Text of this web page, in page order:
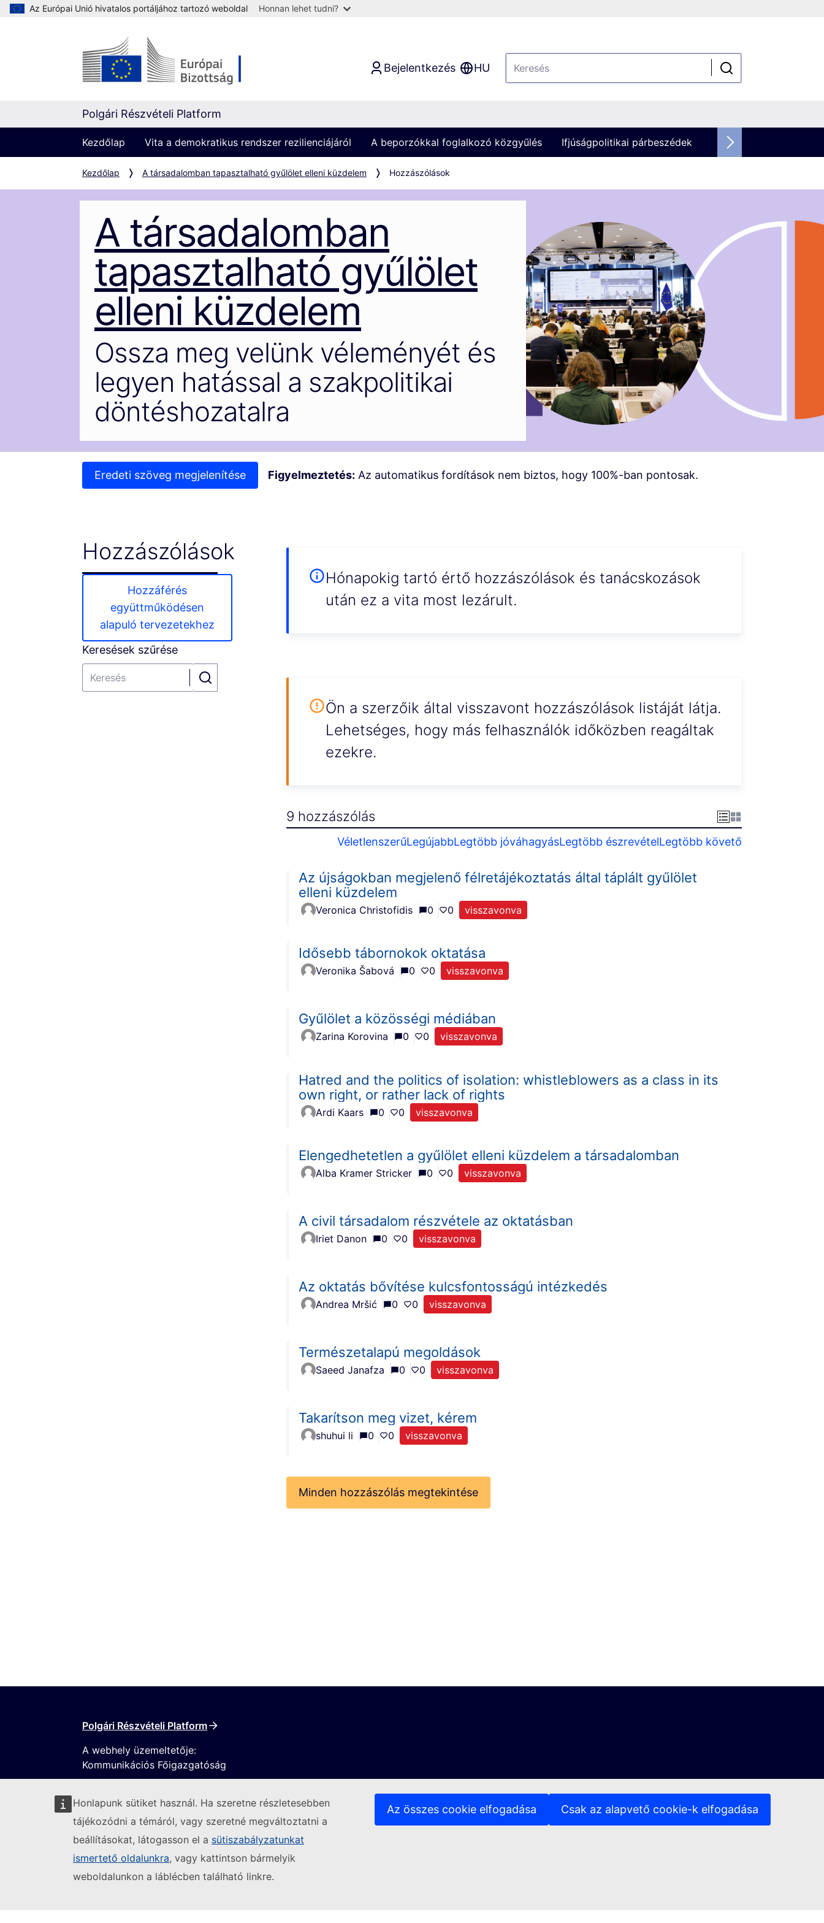
Az Európai Unió hivatalos portáljához tartozó weboldal Honnan lehet tudni?
Honlapunk sütiket használ. Ha szeretne részletesebben
tájékozódni a témáról, vagy szeretné megváltoztatni a
beállításokat, látogasson el a sütiszabályzatunkat
ismertető oldalunkra, vagy kattintson bármelyik
weboldalunkon a láblécben található linkre.
Az összes cookie elfogadása Csak az alapvető cookie-k elfogadása
Bejelentkezés HU
Polgári Részvételi Platform
Kezdőlap Vita a demokratikus rendszer rezilienciájáról A beporzókkal foglalkozó közgyűlés Ifjúságpolitikai párbeszédek
Kezdőlap A társadalomban tapasztalható gyűlölet elleni küzdelem Hozzászólások
A társadalomban
tapasztalható gyűlölet
elleni küzdelem
Ossza meg velünk véleményét és
legyen hatással a szakpolitikai
döntéshozatalra
Eredeti szöveg megjelenítése Figyelmeztetés: Az automatikus fordítások nem biztos, hogy 100%-ban pontosak.
Hozzászólások
Hozzáférés
együttműködésen
alapuló tervezetekhez
Keresések szűrése
Hónapokig tartó értő hozzászólások és tanácskozások
után ez a vita most lezárult.
Ön a szerzőik által visszavont hozzászólások listáját látja.
Lehetséges, hogy más felhasználók időközben reagáltak
ezekre.
9 hozzászólás
VéletlenszerűLegújabbLegtöbb jóváhagyásLegtöbb észrevételLegtöbb követő
Az újságokban megjelenő félretájékoztatás által táplált gyűlölet
elleni küzdelem
Veronica Christofidis 0 0 visszavonva
Idősebb tábornokok oktatása
Veronika Šabová 0 0 visszavonva
Gyűlölet a közösségi médiában
Zarina Korovina 0 0 visszavonva
Hatred and the politics of isolation: whistleblowers as a class in its
own right, or rather lack of rights
Ardi Kaars 0 0 visszavonva
Elengedhetetlen a gyűlölet elleni küzdelem a társadalomban
Alba Kramer Stricker 0 0 visszavonva
A civil társadalom részvétele az oktatásban
Iriet Danon 0 0 visszavonva
Az oktatás bővítése kulcsfontosságú intézkedés
Andrea Mršić 0 0 visszavonva
Természetalapú megoldások
Saeed Janafza 0 0 visszavonva
Takarítson meg vizet, kérem
shuhui li 0 0 visszavonva
Minden hozzászólás megtekintése
Polgári Részvételi Platform
A webhely üzemeltetője:
Kommunikációs Főigazgatóság
Kövesse az Európai Bizottságot